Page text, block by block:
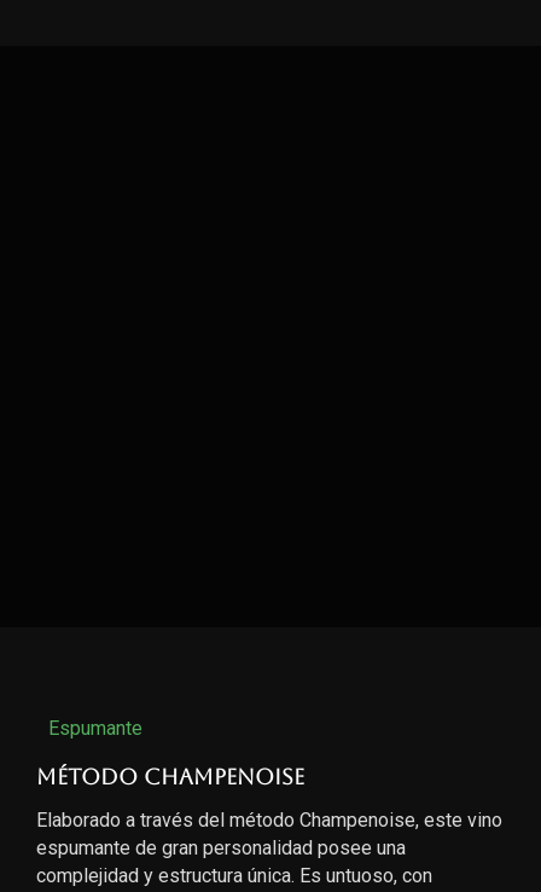
Espumante
Método Champenoise
Elaborado a través del método Champenoise, este vino
espumante de gran personalidad posee una
complejidad y estructura única. Es untuoso, con